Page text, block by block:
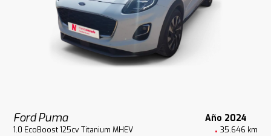
Ford Puma Año 2024
1.0 EcoBoost 125cv Titanium MHEV 35.646 km